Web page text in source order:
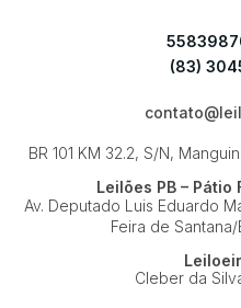
(83)
BR 101 KM 32.2, S/N,
Leilões PB – Pátio
Av. Deputado Luis Eduardo
Feira de Santana/
Cleber da